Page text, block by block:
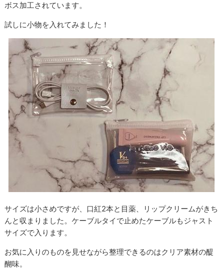
ボス加工されています。
試しに小物を入れてみました！
サイズは小さめですが、口紅2本と目薬、リップクリームがきち
んと収まりました。ケーブルタイで止めたケーブルもジャスト
サイズで入ります。
お気に入りのものを見せながら整理できるのはクリア素材の醍
醐味。